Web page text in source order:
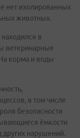
нет изолированных
животных.
в
ветеринарные
корма и воды
в том числе
безопасности
ёмкости
других нарушений.